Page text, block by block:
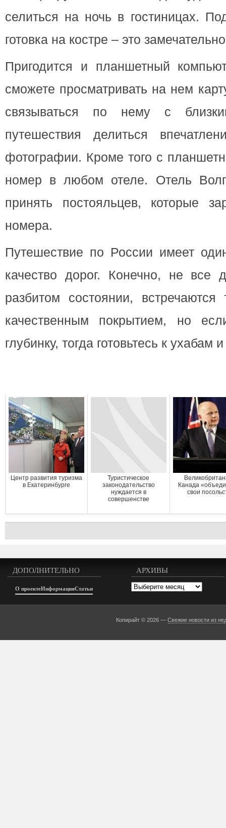
селиться на ночь в гостиницах.
готовка на костре – это
Пригодится и планшетный
сможете просматривать на нем
связываться по нему с
путешествия делиться
фотографии. Кроме того с
номер в любом отеле. Отель
принять постояльцев, которые
номера.
Путешествие по России имеет
качество дорог. Конечно, не все
разбитом состоянии,
качественным покрытием, но
глубинку, тогда готовьтесь к ухабам
Центр развития туризма
в Екатеринбурге
Туристическое
законодательство
нуждается в
совершенстве
Канада
свои
ДОПОЛНИТЕЛЬНО
О проектеИнформацияСтатьи
АРХИВЫ
Архивы
Копирайт © 2026 —Свежие новости из